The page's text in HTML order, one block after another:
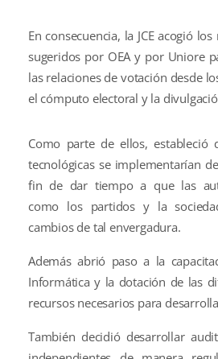
En consecuencia, la JCE acogió
sugeridos por OEA y por Uniore
las relaciones de votación desde
el cómputo electoral y la
Como parte de ellos, estableció
tecnológicas se implementarían
fin de dar tiempo a que las
como los partidos y la
cambios de tal envergadura.
Además abrió paso a la
Informática y la dotación de las
recursos necesarios para
También decidió desarrollar